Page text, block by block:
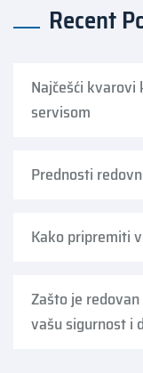
Recent
Najčešći
servisom
Prednosti
Kako pripremiti
Zašto je
vašu sigurnost i